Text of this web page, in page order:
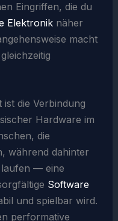
Eingriffen, die du
Elektroniknäher
macht
die Verbindung
Hardware im
die
während dahinter
— eine
Software
und spielbar wird.
performative